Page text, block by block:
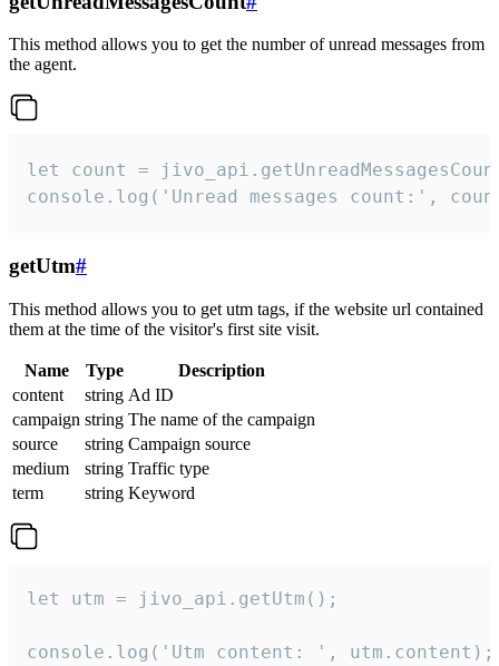
This method allows you to get the number of unread messages from
the agent.
let count =
console.log('Unread messages count:',
getUtm#
This method allows you to get utm tags, if the website url contained
them at the time of the visitor's first site visit.
Name Type
Description
content
string Ad ID
campaign string The name of the campaign
source
string Campaign source
medium
string Traffic type
term
string Keyword
let utm = jivo_api.getUtm();
console.log('Utm content: ', utm.content);